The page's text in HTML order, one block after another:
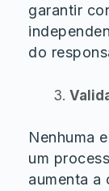
garantir
do
Nenhuma
um
aumenta a